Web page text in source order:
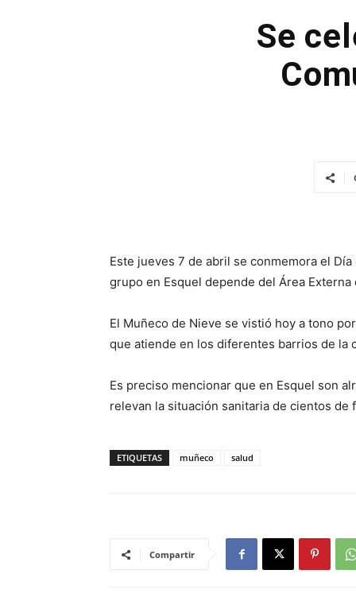
Se
Este jueves 7 de abril se conmemora el
grupo en Esquel depende del Área Externa
El Muñeco de Nieve se vistió hoy a tono
que atiende en los diferentes barrios de la
Es preciso mencionar que en Esquel son
relevan la situación sanitaria de cientos de
ETIQUETAS muñeco salud
Compartir